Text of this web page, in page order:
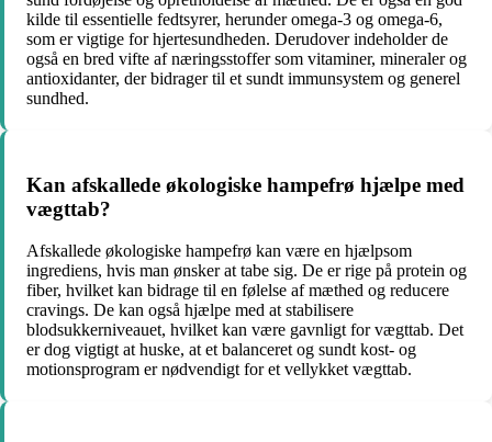
kilde til essentielle fedtsyrer, herunder omega-3 og omega-6,
som er vigtige for hjertesundheden. Derudover indeholder de
også en bred vifte af næringsstoffer som vitaminer, mineraler og
antioxidanter, der bidrager til et sundt immunsystem og generel
sundhed.
Kan afskallede økologiske hampefrø hjælpe med
vægttab?
Afskallede økologiske hampefrø kan være en hjælpsom
ingrediens, hvis man ønsker at tabe sig. De er rige på protein og
fiber, hvilket kan bidrage til en følelse af mæthed og reducere
cravings. De kan også hjælpe med at stabilisere
blodsukkerniveauet, hvilket kan være gavnligt for vægttab. Det
er dog vigtigt at huske, at et balanceret og sundt kost- og
motionsprogram er nødvendigt for et vellykket vægttab.